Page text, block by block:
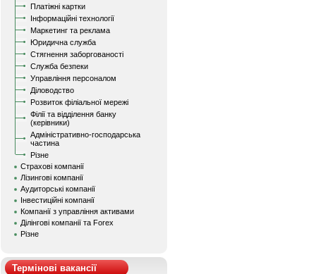
Платіжні картки
Інформаційні технології
Маркетинг та реклама
Юридична служба
Стягнення заборгованості
Служба безпеки
Управління персоналом
Діловодство
Розвиток філіальної мережі
Філії та відділення банку
(керівники)
Адміністративно-господарська
частина
Різне
Страхові компанії
Лізингові компанії
Аудиторські компанії
Інвестиційні компанії
Компанії з управління активами
Ділінгові компанії та Forex
Різне
Термінові вакансії